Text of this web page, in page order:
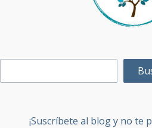
¡Suscríbete al blog y no te